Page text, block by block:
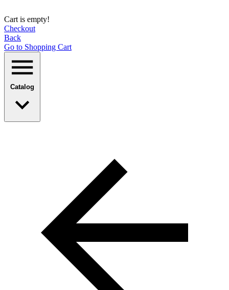
Cart is empty!
Checkout
Back
Go to Shopping Сart
Catalog